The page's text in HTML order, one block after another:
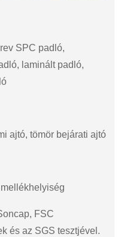
SPC padló,
laminált padló,
ajtó, tömör bejárati ajtó
FSC
és az SGS tesztjével.